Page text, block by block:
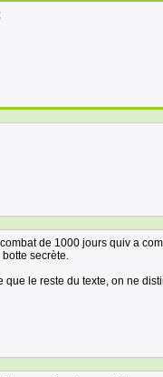
de 1000 jours quiv a
secrète.
le reste du texte, on ne